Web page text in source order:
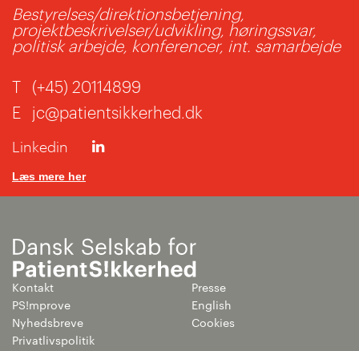
Bestyrelses/direktionsbetjening,
projektbeskrivelser/udvikling, høringssvar,
politisk arbejde, konferencer, int. samarbejde
T (+45) 20114899
E jc@patientsikkerhed.dk
Linkedin
Læs mere her
Kontakt
Presse
PS!mprove
English
Nyhedsbreve
Cookies
Privatlivspolitik